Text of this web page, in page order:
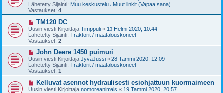
t
i
s
i
v
s
t
i
Lähetetty Sijainti: Muu keskustelu / Muut linkit (Vapaa sana)
Vastaukset: 4
U
u
s
i
v
e
s
t
i
TM120 DC
Uusin viesti Kirjoittaja Timppuli « 13 Helmi 2020, 10:44
Lähetetty Sijainti: Traktorit / maatalouskoneet
Vastaukset: 2
U
u
s
i
v
e
John Deere 1450 puimuri
Uusin viesti Kirjoittaja JyväJussi « 28 Tammi 2020, 12:09
Lähetetty Sijainti: Traktorit / maatalouskoneet
Vastaukset: 1
U
u
Kelluvat asennot hydraulisesti esiohjattuun kuormaimeen
Uusin viesti Kirjoittaja nomoreanimals « 19 Tammi 2020, 20:57